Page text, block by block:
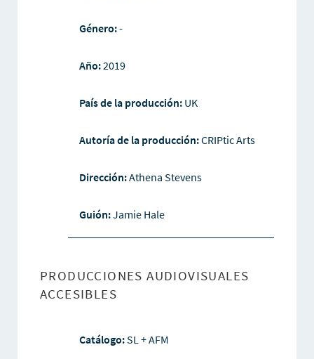
Género:-
Año:2019
País de la producción: UK
Autoría de la producción:CRIPtic Arts
Dirección:Athena Stevens
Guión:Jamie Hale
PRODUCCIONES AUDIOVISUALES
ACCESIBLES
Catálogo:SL + AFM